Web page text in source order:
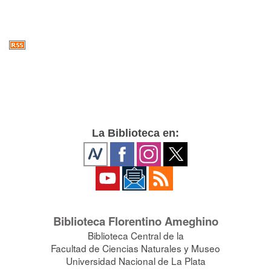
La Biblioteca en:
Biblioteca Florentino Ameghino
Biblioteca Central de la
Facultad de Ciencias Naturales y Museo
Universidad Nacional de La Plata